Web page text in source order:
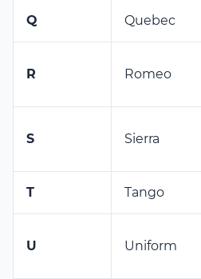
Q Quebec
R Romeo
S Sierra
T Tango
U Uniform